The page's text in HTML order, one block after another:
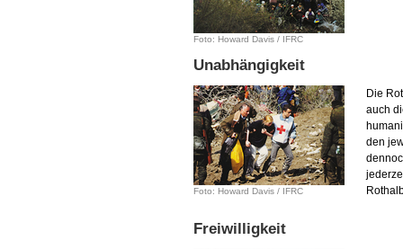
Foto: Howard Davis / IFRC
Unabhängigkeit
Foto: Howard Davis / IFRC
Die
auch
den
Freiwilligkeit